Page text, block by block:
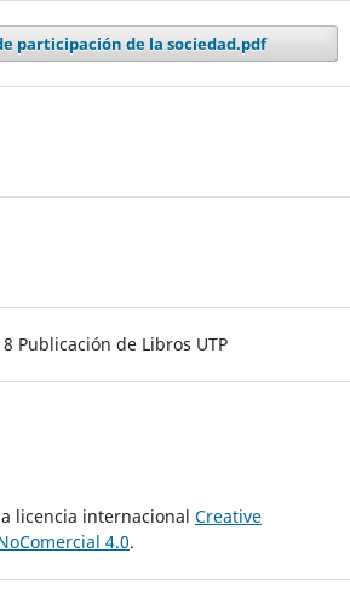
participación de la sociedad.pdf
Publicación de Libros UTP
licencia internacional Creative
4.0.